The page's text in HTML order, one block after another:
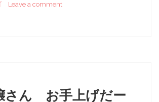
Leave a comment
さん お手上げだー